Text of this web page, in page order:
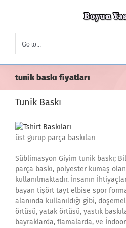
Go to...
tunik baskı fiyatları
Tunik Baskı
üst gurup parça baskıları
Süblimasyon Giyim tunik baskı;
parça baskı, polyester kumaş
kullanılmaktadır. İnsanın
bayan tişört tayt elbise spor
alanında kullanıldığı gibi,
örtüsü, yatak örtüsü, yastık
bayraklarda, flamalarda, ve